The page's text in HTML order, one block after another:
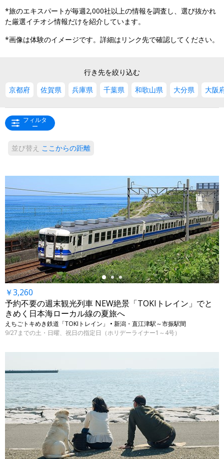
*旅のエキスパートが毎週2,000社以上の情報を調査し、選び抜かれ
た厳選イチオシ情報だけを紹介しています。
*画像は体験のイメージです。詳細はリンク先で確認してください。
行き先を絞り込む
京都府
佐賀県 兵庫県 千葉県 和歌山県 大分県 大阪
フィルタ
ー
並び替え ここからの距離
←
￥3,260
予約不要の週末観光列車 NEW絶景「TOKIトレイン」でと
きめく日本海ローカル線の夏旅へ
えちごトキめき鉄道「TOKIトレイン」 • 新潟・直江津駅～市振駅間
9/27までの土・日曜、祝日の指定日（ホリデーライナー1～4号）